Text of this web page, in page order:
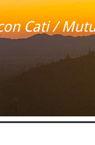
Cati /